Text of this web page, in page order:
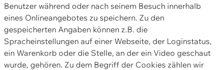
Benutzer während oder nach seinem Besuch innerhalb
eines Onlineangebotes zu speichern. Zu den
gespeicherten Angaben können z.B. die
Spracheinstellungen auf einer Webseite, der Loginstatus,
ein Warenkorb oder die Stelle, an der ein Video geschaut
wurde, gehören. Zu dem Begriff der Cookies zählen wir